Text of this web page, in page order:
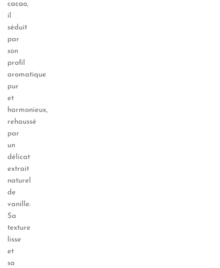
cacao,
il
séduit
par
son
profil
aromatique
pur
et
harmonieux,
rehaussé
par
un
délicat
extrait
naturel
de
vanille.
Sa
texture
lisse
et
sa